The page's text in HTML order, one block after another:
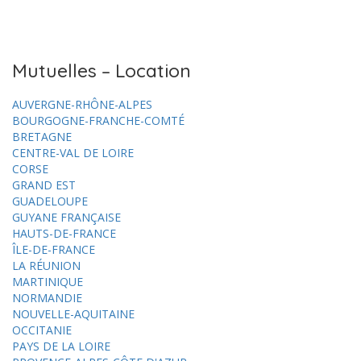
Mutuelles – Location
AUVERGNE-RHÔNE-ALPES
BOURGOGNE-FRANCHE-COMTÉ
BRETAGNE
CENTRE-VAL DE LOIRE
CORSE
GRAND EST
GUADELOUPE
GUYANE FRANÇAISE
HAUTS-DE-FRANCE
ÎLE-DE-FRANCE
LA RÉUNION
MARTINIQUE
NORMANDIE
NOUVELLE-AQUITAINE
OCCITANIE
PAYS DE LA LOIRE